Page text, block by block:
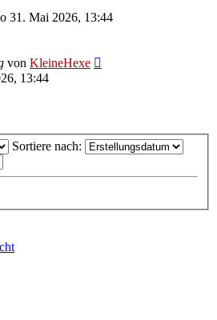
31. Mai 2026, 13:44
von KleineHexe
13:44
Sortiere nach: